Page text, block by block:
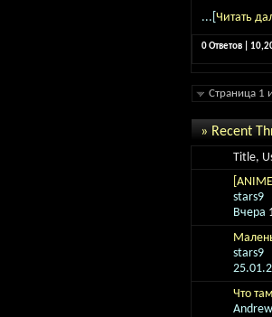
...[ Читать
0 Ответов |
Страница 1
» Recent
Title,
stars9
Вчера
stars9
Что